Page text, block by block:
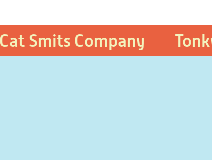
Company Tonky &